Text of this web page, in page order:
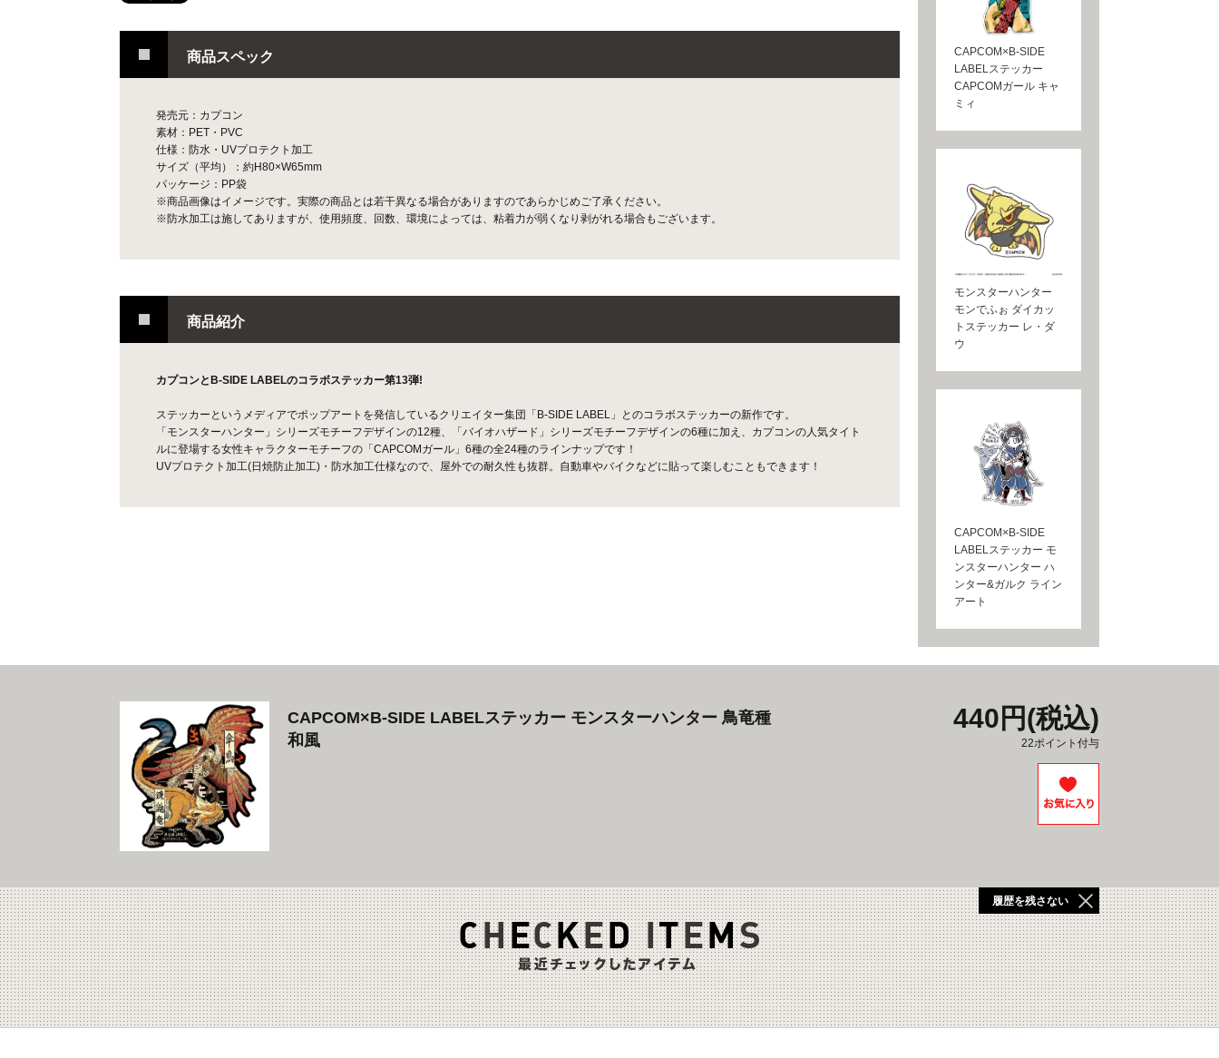
商品スペック
発売元：カプコン
素材：PET・PVC
仕様：防水・UVプロテクト加工
サイズ（平均）：約H80×W65mm
パッケージ：PP袋
※商品画像はイメージです。実際の商品とは若干異なる場合がありますのであらかじめご了承ください。
※防水加工は施してありますが、使用頻度、回数、環境によっては、粘着力が弱くなり剥がれる場合もございます。
商品紹介
カプコンとB-SIDE LABELのコラボステッカー第13弾!
ステッカーというメディアでポップアートを発信しているクリエイター集団「B-SIDE LABEL」とのコラボステッカーの新作です。
「モンスターハンター」シリーズモチーフデザインの12種、「バイオハザード」シリーズモチーフデザインの6種に加え、カプコンの人気タイト
ルに登場する女性キャラクターモチーフの「CAPCOMガール」6種の全24種のラインナップです！
UVプロテクト加工(日焼防止加工)・防水加工仕様なので、屋外での耐久性も抜群。自動車やバイクなどに貼って楽しむこともできます！
CAPCOM×B-SIDE
LABELステッカー
CAPCOMガール キャ
ミィ
モンスターハンター
モンでふぉ ダイカッ
トステッカー レ・ダ
ウ
CAPCOM×B-SIDE
LABELステッカー モ
ンスターハンター ハ
ンター&ガルク ライン
アート
CAPCOM×B-SIDE LABELステッカー モンスターハンター 鳥竜種
和風
440円(税込)
22ポイント付与
履歴を残さない